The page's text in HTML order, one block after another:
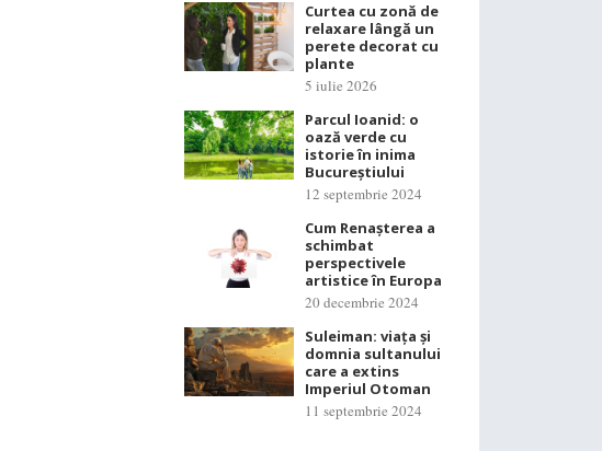
Curtea cu zonă de
relaxare lângă un
perete decorat cu
plante
5 iulie 2026
Parcul Ioanid: o
oază verde cu
istorie în inima
Bucureștiului
12 septembrie 2024
Cum Renașterea a
schimbat
perspectivele
artistice în Europa
20 decembrie 2024
Suleiman: viața și
domnia sultanului
care a extins
Imperiul Otoman
11 septembrie 2024